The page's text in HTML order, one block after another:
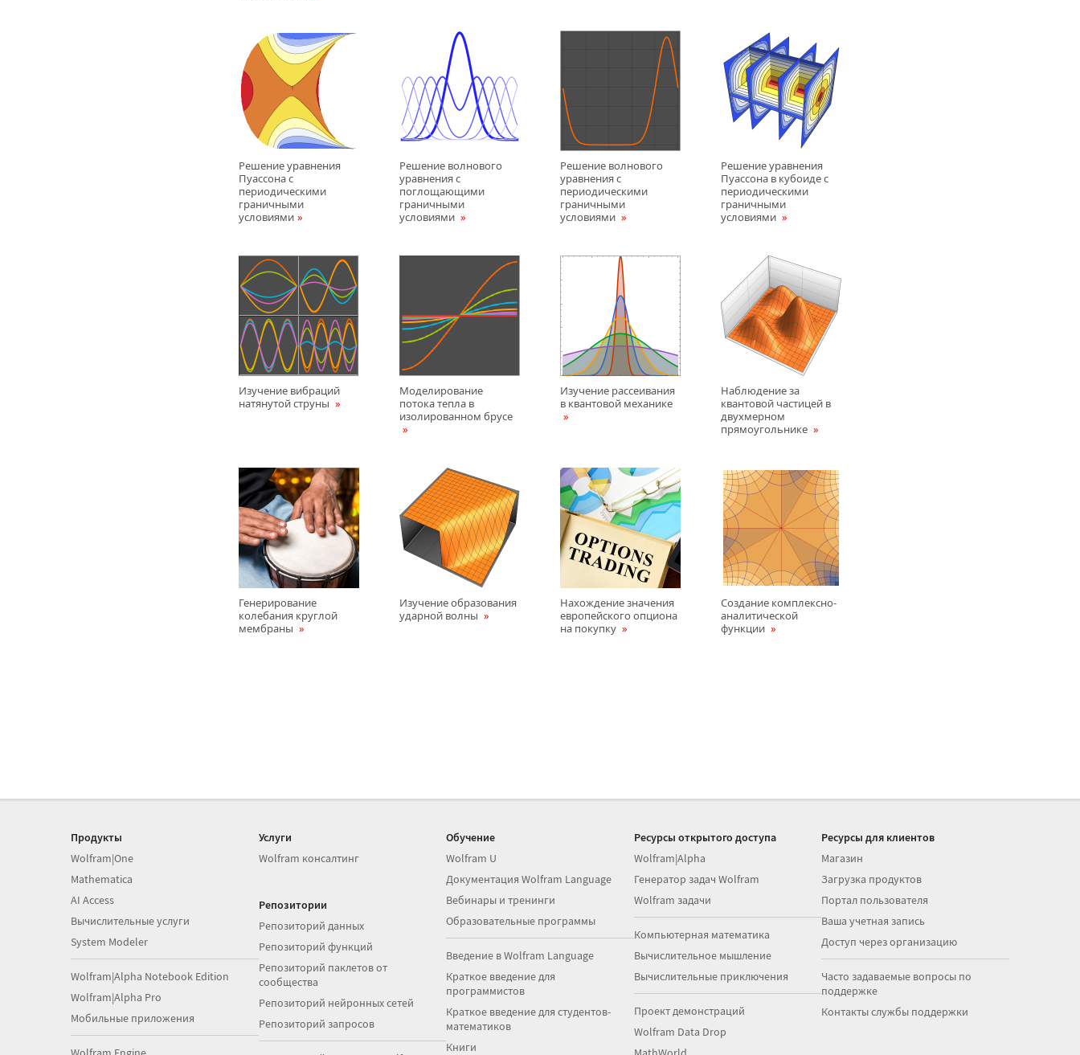
Решение уравнения
Пуассона с
периодическими
граничными
условиями
Решение волнового
уравнения с
поглощающими
граничными
условиями
Решение волнового
уравнения с
периодическими
граничными
условиями
Решение уравнения
Пуассона в кубоиде с
периодическими
граничными
условиями
Изучение вибраций
натянутой струны
Моделирование
потока тепла в
изолированном брусе
Изучение рассеивания
в квантовой механике
Наблюдение за
квантовой частицей в
двухмерном
прямоугольнике
Генерирование
колебания круглой
мембраны
Изучение образования
ударной волны
Нахождение значения
европейского опциона
на покупку
Создание комплексно-
аналитической
функции
Продукты
Wolfram|One
Mathematica
AI Access
Вычислительные услуги
System Modeler
Wolfram|Alpha Notebook Edition
Wolfram|Alpha Pro
Мобильные приложения
Услуги
Wolfram консалтинг
Репозитории
Репозиторий данных
Репозиторий функций
Репозиторий паклетов от
сообщества
Репозиторий нейронных сетей
Репозиторий запросов
Обучение
Wolfram U
Документация Wolfram Language
Вебинары и тренинги
Образовательные программы
Введение в Wolfram Language
Краткое введение для
программистов
Краткое введение для студентов-
математиков
Книги
Ресурсы открытого доступа
Wolfram|Alpha
Генератор задач Wolfram
Wolfram задачи
Компьютерная математика
Вычислительное мышление
Вычислительные приключения
Проект демонстраций
Wolfram Data Drop
Ресурсы для клиентов
Магазин
Загрузка продуктов
Портал пользователя
Ваша учетная запись
Доступ через организацию
Часто задаваемые вопросы по
поддержке
Контакты службы поддержки